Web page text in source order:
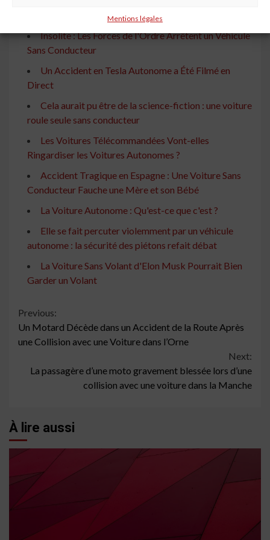
Mentions légales
Débarquent en Suisse
Insolite : Les Forces de l'Ordre Arrêtent un Véhicule
Sans Conducteur
Un Accident en Tesla Autonome a Été Filmé en
Direct
Cela aurait pu être de la science-fiction : une voiture
roule seule sans conducteur
Les Voitures Télécommandées Vont-elles
Ringardiser les Voitures Autonomes ?
Accident Tragique en Espagne : Une Voiture Sans
Conducteur Fauche une Mère et son Bébé
La Voiture Autonome : Qu'est-ce que c'est ?
Elle se fait percuter violemment par un véhicule
autonome : la sécurité des piétons refait débat
La Voiture Sans Volant d'Elon Musk Pourrait Bien
Garder un Volant
Continue
Reading
Previous:
Un Motard Décède dans un Accident de la Route Après
une Collision avec une Voiture dans l’Orne
Next:
La passagère d’une moto gravement blessée lors d’une
collision avec une voiture dans la Manche
À lire aussi